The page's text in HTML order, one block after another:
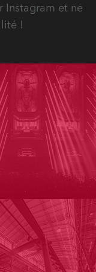
Instagram et ne
!